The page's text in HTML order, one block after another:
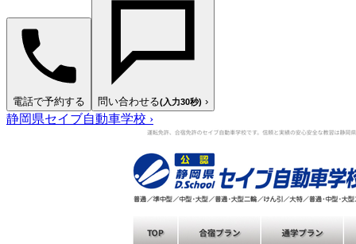
電話で予約する 問い合わせる(入力30秒) ›
静岡県セイブ自動車学校 ›